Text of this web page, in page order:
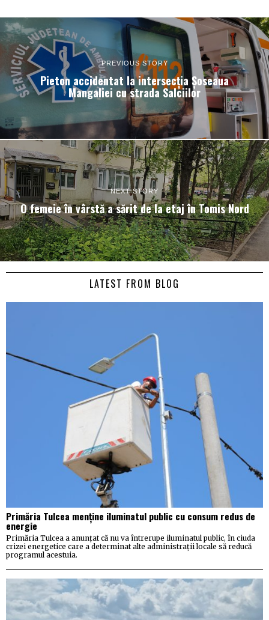
PREVIOUS STORY
Pieton accidentat la intersecția Șoseaua
Mangaliei cu strada Salciilor
NEXT STORY
O femeie în vârstă a sărit de la etaj în Tomis Nord
LATEST FROM BLOG
Primăria Tulcea menține iluminatul public cu consum redus de
energie
Primăria Tulcea a anunțat că nu va întrerupe iluminatul public, în ciuda
crizei energetice care a determinat alte administrații locale să reducă
programul acestuia.